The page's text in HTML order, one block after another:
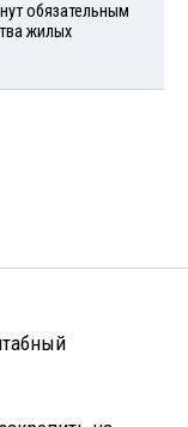
обязательным
жилых